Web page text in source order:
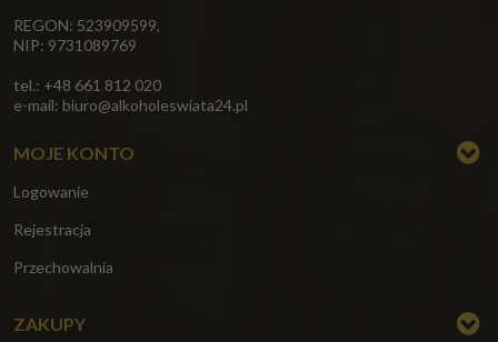
REGON: 523909599,
NIP: 9731089769
tel.: +48 661 812 020
e-mail: biuro@alkoholeswiata24.pl
MOJE KONTO
Logowanie
Rejestracja
Przechowalnia
ZAKUPY